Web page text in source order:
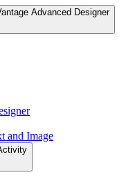
Advanced Designer
and Image